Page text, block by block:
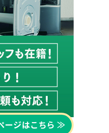
ージはこちら